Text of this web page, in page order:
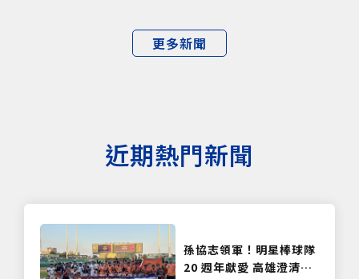
更多新聞
近期熱門新聞
孫協志領軍！明星棒球隊
20 週年獻愛 高雄澄清湖